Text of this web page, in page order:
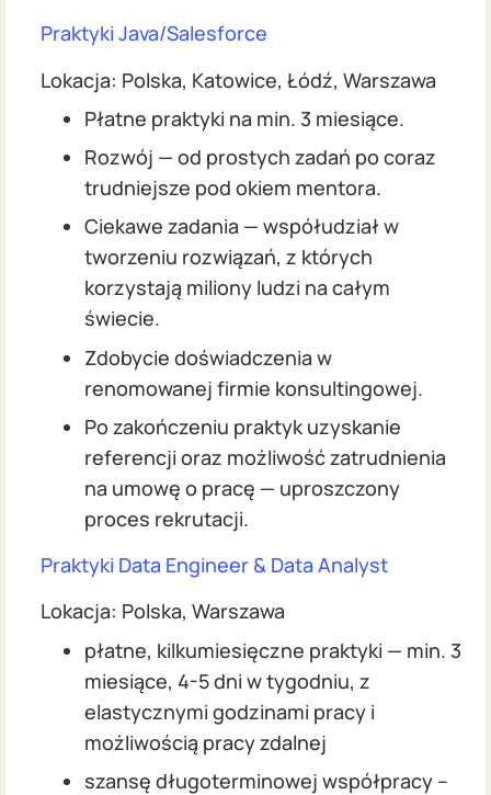
Praktyki Java/Salesforce
Lokacja: Polska, Katowice, Łódź, Warszawa
Płatne praktyki na min. 3 miesiące.
Rozwój — od prostych zadań po coraz
trudniejsze pod okiem mentora.
Ciekawe zadania — współudział w
tworzeniu rozwiązań, z których
korzystają miliony ludzi na całym
świecie.
Zdobycie doświadczenia w
renomowanej firmie konsultingowej.
Po zakończeniu praktyk uzyskanie
referencji oraz możliwość zatrudnienia
na umowę o pracę — uproszczony
proces rekrutacji.
Praktyki Data Engineer & Data Analyst
Lokacja: Polska, Warszawa
płatne, kilkumiesięczne praktyki — min. 3
miesiące, 4-5 dni w tygodniu, z
elastycznymi godzinami pracy i
możliwością pracy zdalnej
szansę długoterminowej współpracy –